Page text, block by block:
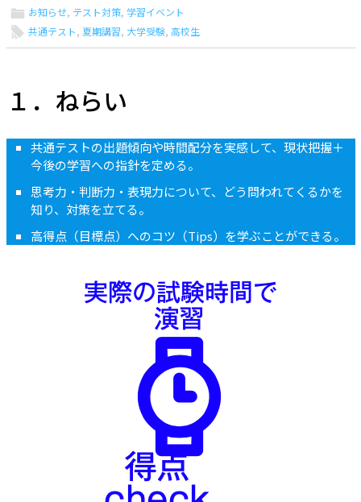
ë お知らせ, テスト対策, 学習イベント
l 共通テスト, 夏期講習, 大学受験, 高校生
１．ねらい
共通テストの出題傾向や時間配分を実感して、現状把握＋
今後の学習への指針を定める。
思考力・判断力・表現力について、どう問われてくるかを
知り、対策を立てる。
高得点（目標点）へのコツ（Tips）を学ぶことができる。